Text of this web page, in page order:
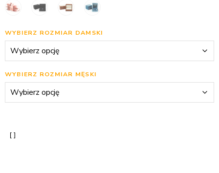
WYBIERZ ROZMIAR DAMSKI
WYBIERZ ROZMIAR MĘSKI